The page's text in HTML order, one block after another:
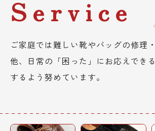
Service
ご家庭では難しい靴やバッグの修理
他、日常の「困った」にお応えでき
するよう努めています。